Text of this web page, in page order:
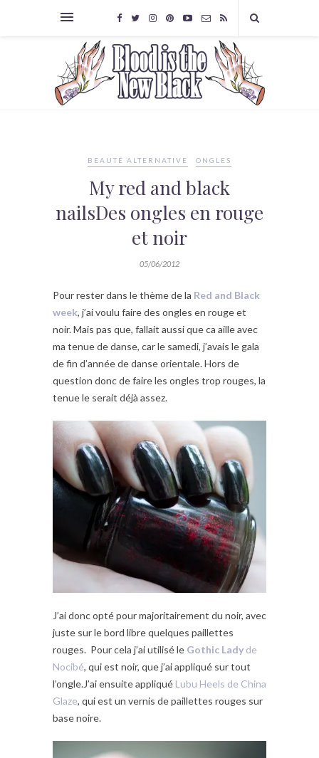
BEAUTÉ ALTERNATIVE ONGLES
My red and black
nailsDes ongles en rouge
et noir
05/06/2012
Pour rester dans le thème de la Red and Black
week, j’ai voulu faire des ongles en rouge et
noir. Mais pas que, fallait aussi que ca aille avec
ma tenue de danse, car le samedi, j’avais le gala
de fin d’année de danse orientale. Hors de
question donc de faire les ongles trop rouges, la
tenue le serait déjà assez.
J’ai donc opté pour majoritairement du noir, avec
juste sur le bord libre quelques paillettes
rouges. Pour cela j’ai utilisé le Gothic Lady de
Nocibé, qui est noir, que j’ai appliqué sur tout
l’ongle.J’ai ensuite appliqué Lubu Heels de China
Glaze, qui est un vernis de paillettes rouges sur
base noire.